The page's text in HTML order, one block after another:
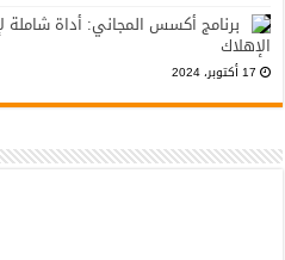
برنامج أكسس المجاني: أداة شاملة
الإهلاك
17 أكتوبر، 2024